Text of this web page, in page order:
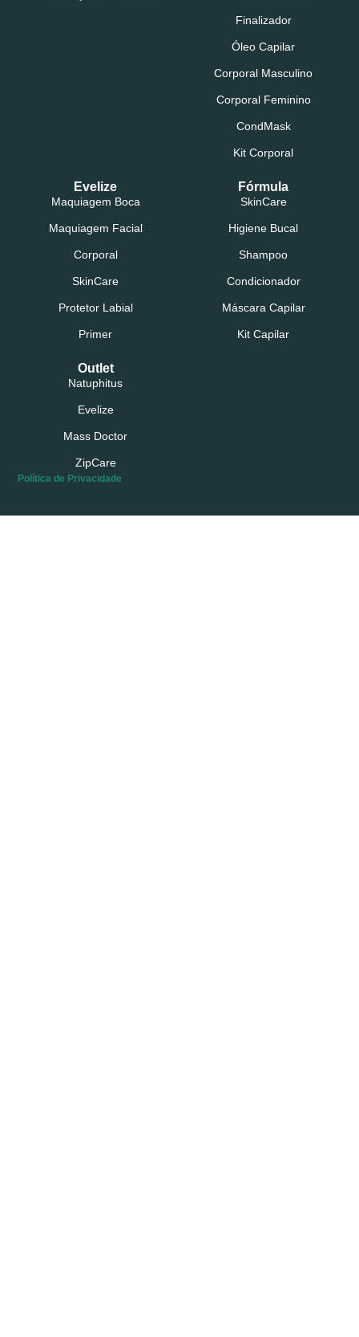
Finalizador
Óleo Capilar
Corporal Masculino
Corporal Feminino
CondMask
Kit Corporal
Evelize
Maquiagem Boca
Maquiagem Facial
Corporal
SkinCare
Protetor Labial
Primer
Fórmula
SkinCare
Higiene Bucal
Shampoo
Condicionador
Máscara Capilar
Kit Capilar
Outlet
Natuphitus
Evelize
Mass Doctor
ZipCare
Política de Privacidade